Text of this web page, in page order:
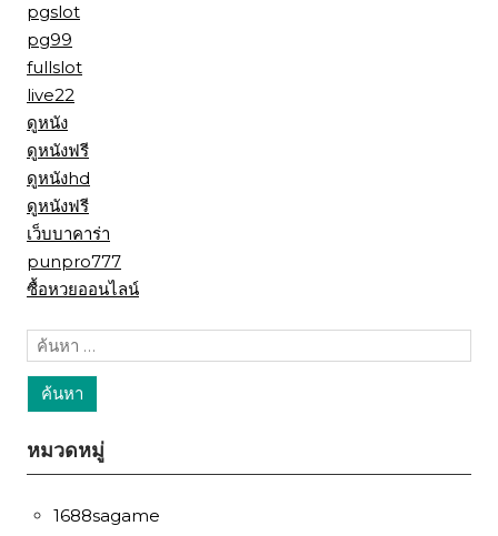
pgslot
pg99
fullslot
live22
ดูหนัง
ดูหนังฟรี
ดูหนังhd
ดูหนังฟรี
เว็บบาคาร่า
punpro777
ซื้อหวยออนไลน์
ค้นหา
หมวดหมู่
1688sagame